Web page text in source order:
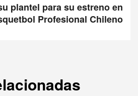
plantel para su estreno en
Profesional Chileno